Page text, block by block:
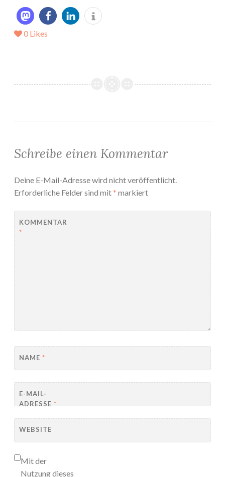
0 Likes
Schreibe einen Kommentar
Deine E-Mail-Adresse wird nicht veröffentlicht.
Erforderliche Felder sind mit* markiert
KOMMENTAR
*
NAME *
E-MAIL-
ADRESSE *
WEBSITE
Mit der
Nutzung dieses